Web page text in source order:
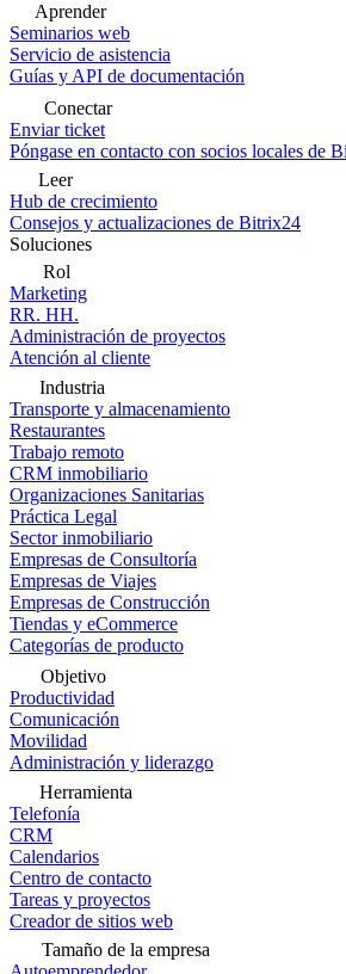
Aprender
Seminarios web
Servicio de asistencia
Guías y API de documentación
Conectar
Enviar ticket
Póngase en contacto con socios locales de
Leer
Hub de crecimiento
Consejos y actualizaciones de Bitrix24
Soluciones
Rol
Marketing
RR. HH.
Administración de proyectos
Atención al cliente
Industria
Transporte y almacenamiento
Restaurantes
Trabajo remoto
CRM inmobiliario
Organizaciones Sanitarias
Práctica Legal
Sector inmobiliario
Empresas de Consultoría
Empresas de Viajes
Empresas de Construcción
Tiendas y eCommerce
Categorías de producto
Objetivo
Productividad
Comunicación
Movilidad
Administración y liderazgo
Herramienta
Telefonía
CRM
Calendarios
Centro de contacto
Tareas y proyectos
Creador de sitios web
Tamaño de la empresa